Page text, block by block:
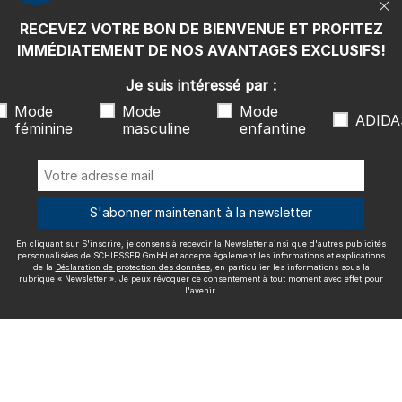
rubrique « Newsletter ». Je peux révoquer ce consentement à tout
Nous livrons avec
Excellente qualité
Plus d'informations sur nos évaluations
RECEVEZ VOTRE BON DE BIENVENUE ET PROFITEZ
IMMÉDIATEMENT DE NOS AVANTAGES EXCLUSIFS!
Je suis intéressé par :
Mode
féminine
Mode
masculine
Mode
enfantine
S'abonner maintenant à la newsletter
En cliquant sur S'inscrire, je consens à recevoir la Newsletter ainsi que d'autres publicités
personnalisées de SCHIESSER GmbH et accepte également les informations et explications
de la Déclaration de protection des données, en particulier les informations sous la
rubrique « Newsletter ». Je peux révoquer ce consentement à tout moment avec effet pour
l'avenir.